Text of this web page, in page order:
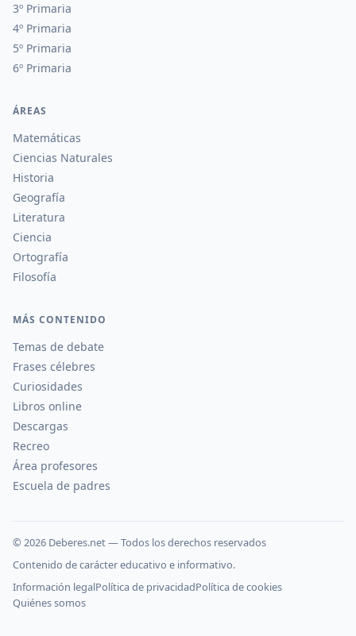
3º Primaria
4º Primaria
5º Primaria
6º Primaria
ÁREAS
Matemáticas
Ciencias Naturales
Historia
Geografía
Literatura
Ciencia
Ortografía
Filosofía
MÁS CONTENIDO
Temas de debate
Frases célebres
Curiosidades
Libros online
Descargas
Recreo
Área profesores
Escuela de padres
© 2026 Deberes.net — Todos los derechos reservados
Contenido de carácter educativo e informativo.
Información legalPolítica de privacidadPolítica de cookies
Quiénes somos